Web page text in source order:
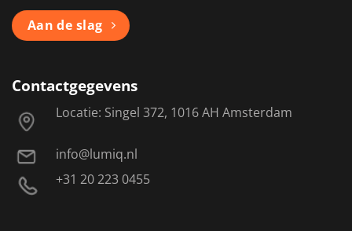
Aan de slag
Contactgegevens
Locatie: Singel 372, 1016 AH Amsterdam
info@lumiq.nl
+31 20 223 0455